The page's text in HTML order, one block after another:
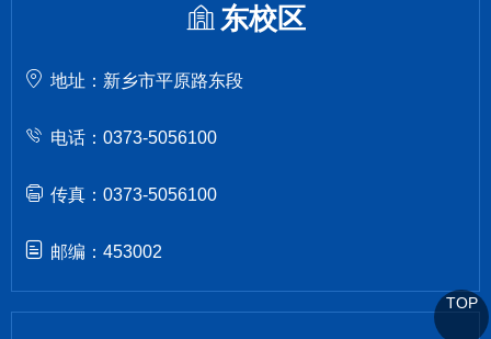
东校区
地址：新乡市平原路东段
电话：0373-5056100
传真：0373-5056100
邮编：453002
TOP